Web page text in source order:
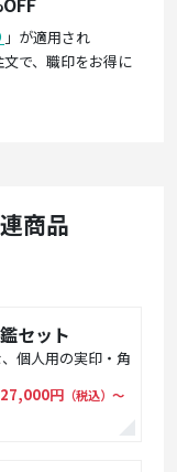
」が適用され
で、職印をお得に
商品
セット
個人用の実印・角
27,000円 （税込）〜